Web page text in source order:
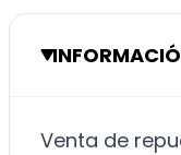
Venta de